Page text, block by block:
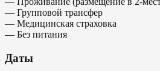
— Групповой трансфер
— Медицинская страховка
— Без питания
Даты